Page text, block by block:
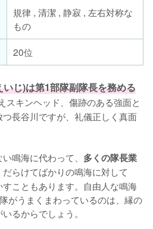
規律 , 清潔 , 静寂 , 左右対称な
もの
20位
じ)は第1部隊副隊長を務める
スキンヘッド、傷跡のある強面と
長谷川ですが、礼儀正しく真面
鳴海に代わって、 多くの隊長業
だらけてばかりの鳴海に対して
こともあります。自由人な鳴海
がうまくまわっているのは、縁の
るからでしょう。